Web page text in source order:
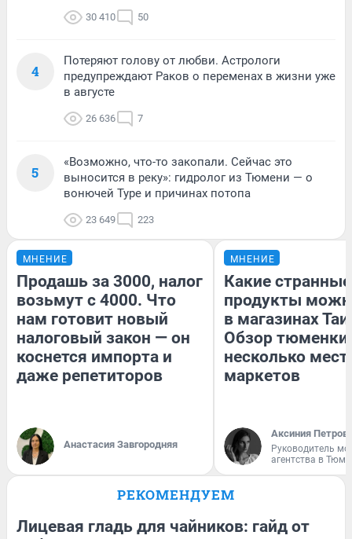
30 410 50
4
Потеряют голову от любви. Астрологи
предупреждают Раков о переменах в жизни уже
в августе
26 636 7
5
«Возможно, что-то закопали. Сейчас это
выносится в реку»: гидролог из Тюмени — о
вонючей Туре и причинах потопа
23 649 223
МНЕНИЕ
Продашь за 3000, налог
возьмут с 4000. Что
нам готовит новый
налоговый закон — он
коснется импорта и
даже репетиторов
Анастасия Завгородняя
МНЕНИЕ
Какие странные
продукты
в магазинах
Обзор тюменки
несколько
маркетов
Аксиния
Руководитель
агентства в
РЕКОМЕНДУЕМ
Лицевая гладь для чайников: гайд от